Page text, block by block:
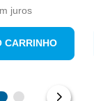
juros
CARRINHO